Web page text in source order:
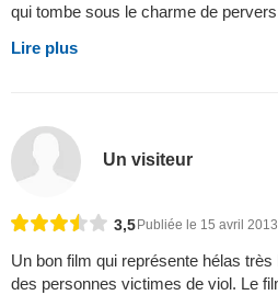
qui tombe sous le charme de
Lire plus
Un visiteur
3,5Publiée le 15 avril 2013
Un bon film qui représente hélas
des personnes victimes de viol. Le